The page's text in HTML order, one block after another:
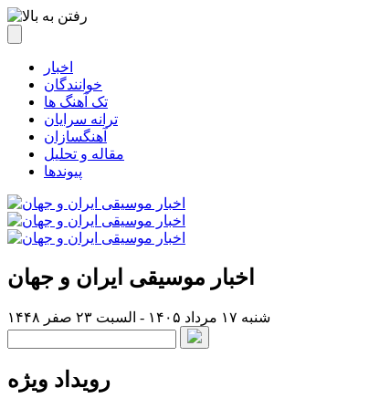
اخبار
خوانندگان
تک آهنگ ها
ترانه سرایان
آهنگسازان
مقاله و تحلیل
پیوندها
اخبار موسیقی ایران و جهان
شنبه ۱۷ مرداد ۱۴۰۵ - السبت ۲۳ صفر ۱۴۴۸
رویداد ویژه